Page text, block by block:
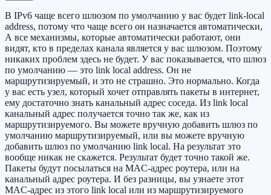
В IPv6 чаще всего шлюзом по умолчанию у вас будет link-local
address, потому что чаще всего он назначается автоматически,
А все механизмы, которые автоматически работают, они
видят, кто в пределах канала является у вас шлюзом. Поэтому
никаких проблем здесь не будет. У вас показывается, что шлюз
по умолчанию — это link local address. Он не
маршрутизируемый, и это не страшно. Это нормально. Когда
у вас есть узел, который хочет отправлять пакеты в интернет,
ему достаточно знать канальный адрес соседа. Из link local
канальный адрес получается точно так же, как из
маршрутизируемого. Вы можете вручную добавить шлюз по
умолчанию маршрутизируемый, или вы можете вручную
добавить шлюз по умолчанию link local. На результат это
вообще никак не скажется. Результат будет точно такой же.
Пакеты будут посылаться на MAC-адрес роутера, или на
канальный адрес роутера. И без разницы, вы узнаете этот
MAC-адрес из этого link local или из маршрутизируемого